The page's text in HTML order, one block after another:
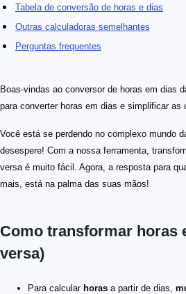
Tabela de conversão de horas e dias
Outras calculadoras semelhantes
Perguntas frequentes
Boas-vindas ao conversor de horas em dias
para converter horas em dias e simplificar as
Você está se perdendo no complexo mundo
desespere! Com a nossa ferramenta,
versa é muito fácil. Agora, a resposta para
mais, está na palma das suas mãos!
Como transformar horas
versa)
Para calcular horas a partir de dias,